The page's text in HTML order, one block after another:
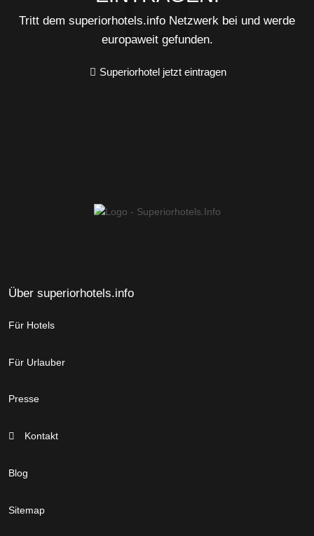
Tritt dem superiorhotels.info Netzwerk bei und werde
europaweit gefunden.
Superiorhotel jetzt eintragen
Über superiorhotels.info
Für Hotels
Für Urlauber
Presse
Kontakt
Blog
Sitemap